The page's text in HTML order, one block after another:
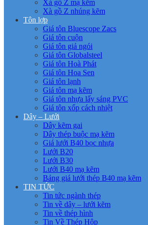
Xà gồ Z mạ kẽm
Xà gồ Z nhúng kẽm
Tôn lợp
Giá tôn Bluescope Zacs
Giá tôn cuộn
Giá tôn giả ngói
Giá tôn Globalsteel
Giá tôn Hoà Phát
Giá tôn Hoa Sen
Giá tôn lạnh
Giá tôn mạ kẽm
Giá tôn nhựa lấy sáng PVC
Giá tôn xốp cách nhiệt
Dây – Lưới
Dây kẽm gai
Dây thép buộc mạ kẽm
Giá lưới B40 bọc nhựa
Lưới B20
Lưới B30
Lưới B40 mạ kẽm
Bảng giá lưới thép B40 mạ kẽm
TIN TỨC
Tin tức ngành thép
Tin về dây – lưới kẽm
Tin về thép hình
Tin Về Thép Hộp